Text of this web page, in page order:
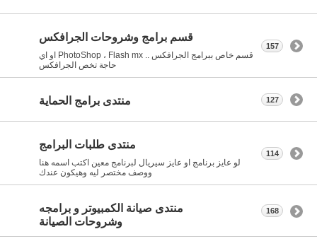
قسم برامج وشروحات الجرافكس
قسم خاص ببرامج الجرافكس .. PhotoShop ، Flash mx او اي
حاجة تخص الجرافكس
157
منتدى برامج الحماية 127
منتدى طلبات البرامج
لو عايز برنامج او عايز سيريال لبرنامج معين اكتب اسمه هنا
ووصف مختصر ليه وهيكون عندك
114
منتدى صيانة الكمبيوتر و برامجه
وشروحات الصيانة
168